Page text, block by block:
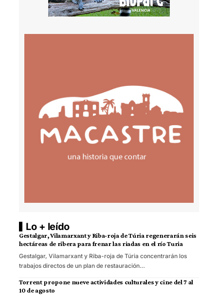
Lo + leído
Gestalgar, Vilamarxant y Riba-roja de Túria regenerarán seis
hectáreas de ribera para frenar las riadas en el río Turia
Gestalgar, Vilamarxant y Riba-roja de Túria concentrarán los
trabajos directos de un plan de restauración…
Torrent propone nueve actividades culturales y cine del 7 al
10 de agosto